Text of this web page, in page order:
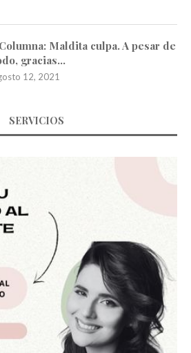
Maldita culpa. A pesar de
gracias…
12, 2021
SERVICIOS